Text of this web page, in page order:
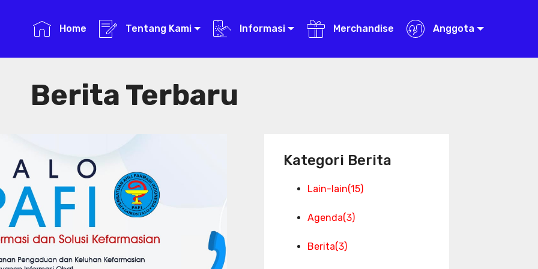
Home Tentang Kami Informasi Merchandise Anggota
Berita Terbaru
Kategori Berita
Lain-lain(15)
Agenda(3)
Berita(3)